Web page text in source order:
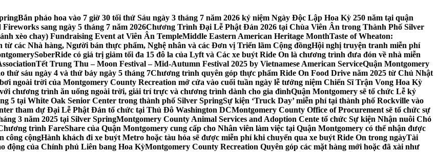
Bắn pháo hoa vào 7 giờ 30 tối thứ Sáu ngày 3 tháng 7 năm 2026 kỷ niệm Ngày Độc Lập Hoa Kỳ 250 năm tại quận
sang ngày 5 tháng 7 năm 2026Chương Trình Đại Lễ Phật Đản 2026 tại Chùa Viên Ân trong Thành Phố Silver
xèo chay) Fundraising Event at Viên Ân TempleMiddle Eastern American Heritage MonthTaste of Wheaton:
các Nhà hàng, Người bán thực phẩm, Nghệ nhân và các Đơn vị Triển lãm Cộng đồngHội nghị truyện tranh miễn phí
SoberRide có giá trị giảm tối đa 15 đô la của Lyft và Các xe buýt Ride On là chương trình đưa đón về nhà miễn
Tết Trung Thu – Moon Festival – Mid-Autumn Festival 2025 by Vietnamese American ServiceQuận Montgomery
thứ sáu ngày 4 và thứ bảy ngày 5 tháng 7Chương trình quyên góp thực phẩm Ride On Food Drive năm 2025 từ Chủ Nhật
ngoài trời của Montgomery County Recreation mở cửa vào cuối tuần ngày lễ tưởng niệm Chiến Sĩ Trận Vong Hoa Kỳ
chương trình ăn uống ngoài trời, giải trí trực và chương trình dành cho gia đìnhQuận Montgomery sẽ tổ chức Lễ kỷ
5 tại White Oak Senior Center trong thành phố Silver SpringSự kiện ‘Truck Day’ miễn phí tại thành phố Rockville vào
tham dự Đại Lễ Phật Đản tổ chức tại Thủ Đô Washington DCMontgomery County Office of Procurement sẽ tổ chức sự
3 năm 2025 tại Silver SpringMontgomery County Animal Services and Adoption Cente tổ chức Sự kiện Nhận nuôi Chó
trình FareShare của Quận Montgomery cung cấp cho Nhân viên làm việc tại Quận Montgomery có thể nhận được
công cộngHành khách đi xe buýt Metro hoặc tàu hỏa sẽ được miễn phí khi chuyển qua xe buýt Ride On trong ngàyTài
động của Chính phủ Liên bang Hoa KỳMontgomery County Recreation Quyên góp các mặt hàng mới hoặc đã xài như